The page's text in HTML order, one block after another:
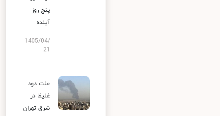
پنج روز
آینده
1405/04/
علت دود
غلیظ در
شرق تهران